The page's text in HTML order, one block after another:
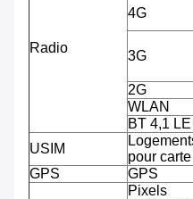
Radio
4G
3G
2G
WLAN
BT 4,1 LE
USIM
pour carte
GPS
GPS
Pixels